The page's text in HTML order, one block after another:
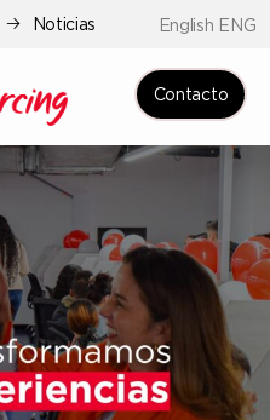
Noticias English ENG
Contacto